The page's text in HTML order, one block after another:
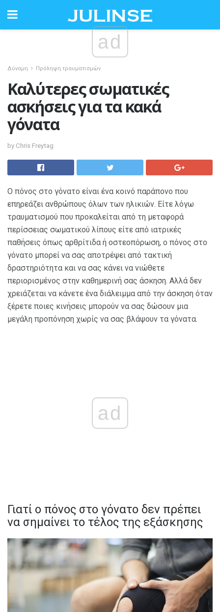
ad
Δύναμη Πρόληψη τραυματισμών
Καλύτερες σωματικές
ασκήσεις για τα κακά
γόνατα
by Chris Freytag
Ο πόνος στο γόνατο είναι ένα κοινό παράπονο που
επηρεάζει ανθρώπους όλων των ηλικιών. Είτε λόγω
τραυματισμού που προκαλείται από τη μεταφορά
περίσσειας σωματικού λίπους είτε από ιατρικές
παθήσεις όπως αρθρίτιδα ή οστεοπόρωση, ο πόνος στο
γόνατο μπορεί να σας αποτρέψει από τακτική
δραστηριότητα και να σας κάνει να νιώθετε
περιορισμένος στην καθημερινή σας άσκηση. Αλλά δεν
χρειάζεται να κάνετε ένα διάλειμμα από την άσκηση όταν
ξέρετε ποιες κινήσεις μπορούν να σας δώσουν μια
μεγάλη προπόνηση χωρίς να σας βλάψουν τα γόνατα.
ad
Γιατί ο πόνος στο γόνατο δεν πρέπει
να σημαίνει το τέλος της εξάσκησης